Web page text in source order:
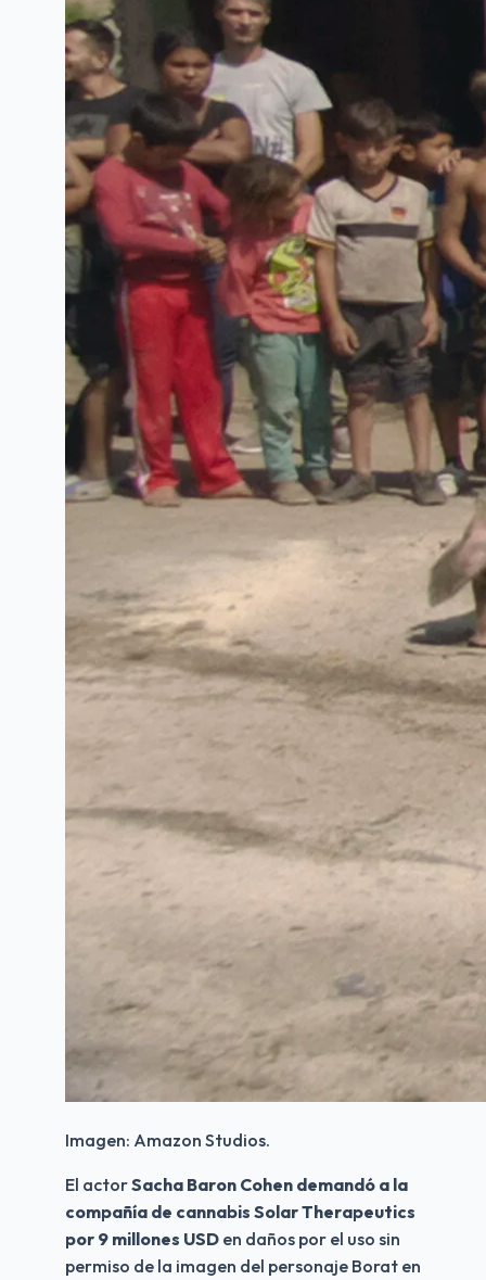
Imagen: Amazon Studios.
El actor Sacha Baron Cohen demandó a la
compañía de cannabis Solar Therapeutics
por 9 millones USD en daños por el uso sin
permiso de la imagen del personaje Borat en